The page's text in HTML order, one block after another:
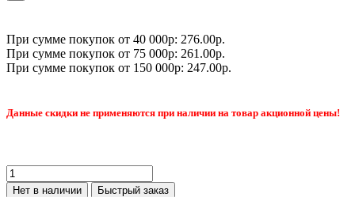
При сумме покупок от 40 000р: 276.00р.
При сумме покупок от 75 000р: 261.00р.
При сумме покупок от 150 000р: 247.00р.
Данные скидки не применяются при наличии на товар акционной цены!
Нет в наличии Быстрый заказ